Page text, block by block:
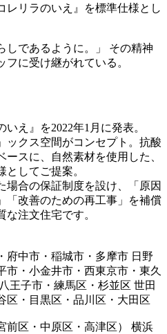
レリラのいえ』を標準仕様とし
しであるように。」 その精神
に受け継がれている。
え』を2022年1月に発表。
ックス空間がコンセプト。抗酸
スに、自然素材を使用した、
してご提案。
場合の保証制度を設け、「原因
「改善のための再工事」を補償
注文住宅です。
府中市・稲城市・多摩市 日野
市・小金井市・西東京市・東久
王子市・練馬区・杉並区 世田
区・目黒区・品川区・大田区
前区・中原区・高津区） 横浜